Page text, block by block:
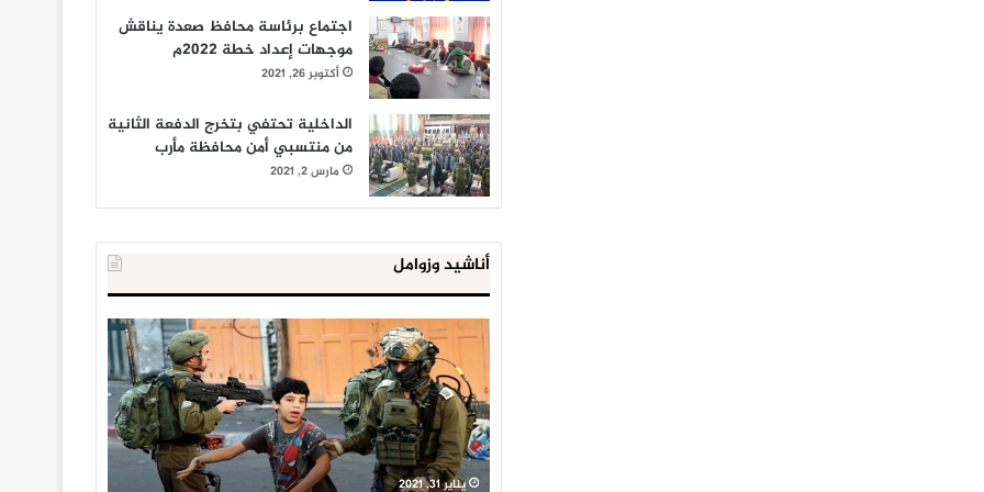
اجتماع برئاسة محافظ صعدة يناقش
موجهات إعداد خطة 2022م
أكتوبر 26, 2021
الداخلية تحتفي بتخرج الدفعة الثانية
من منتسبي أمن محافظة مأرب
مارس 2, 2021
أناشيد وزوامل
العدو
الإسرائيلي
اعتقل
543
طفلا
فلسطينيا
خلال
يناير 31, 2021
الداخلية
المصرية
تعلن
إحباط
‘مخطط
كبير’